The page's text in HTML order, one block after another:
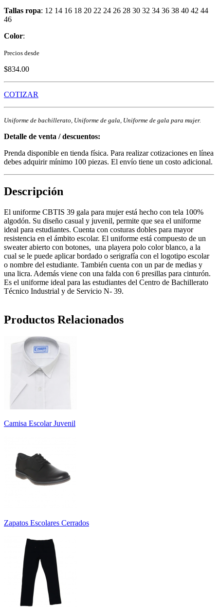
Tallas ropa: 12 14 16 18 20 22 24 26 28 30 32 34 36 38 40 42 44
46
Color:
Precios desde
$834.00
COTIZAR
Uniforme de bachillerato, Uniforme de gala, Uniforme de gala para mujer.
Detalle de venta / descuentos:
Prenda disponible en tienda física. Para realizar cotizaciones en línea
debes adquirir mínimo 100 piezas. El envío tiene un costo adicional.
Descripción
El uniforme CBTIS 39 gala para mujer está hecho con tela 100%
algodón. Su diseño casual y juvenil, permite que sea el uniforme
ideal para estudiantes. Cuenta con costuras dobles para mayor
resistencia en el ámbito escolar. El uniforme está compuesto de un
sweater abierto con botones, una playera polo color blanco, a la
cual se le puede aplicar bordado o serigrafía con el logotipo escolar
o nombre del estudiante. También cuenta con un par de medias y
una licra. Además viene con una falda con 6 presillas para cinturón.
Es el uniforme ideal para las estudiantes del Centro de Bachillerato
Técnico Industrial y de Servicio N- 39.
Productos Relacionados
Camisa Escolar Juvenil
Zapatos Escolares Cerrados